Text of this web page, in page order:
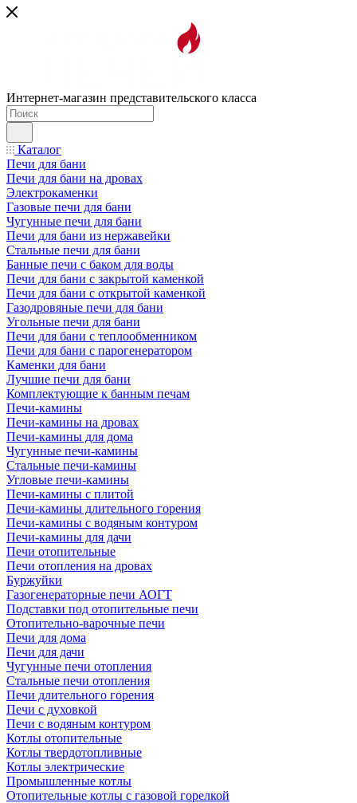
Интернет-магазин представительского класса
Каталог
Печи для бани
Печи для бани на дровах
Электрокаменки
Газовые печи для бани
Чугунные печи для бани
Печи для бани из нержавейки
Стальные печи для бани
Банные печи с баком для воды
Печи для бани с закрытой каменкой
Печи для бани с открытой каменкой
Газодровяные печи для бани
Угольные печи для бани
Печи для бани с теплообменником
Печи для бани с парогенератором
Каменки для бани
Лучшие печи для бани
Комплектующие к банным печам
Печи-камины
Печи-камины на дровах
Печи-камины для дома
Чугунные печи-камины
Стальные печи-камины
Угловые печи-камины
Печи-камины с плитой
Печи-камины длительного горения
Печи-камины с водяным контуром
Печи-камины для дачи
Печи отопительные
Печи отопления на дровах
Буржуйки
Газогенераторные печи АОГТ
Подставки под отопительные печи
Отопительно-варочные печи
Печи для дома
Печи для дачи
Чугунные печи отопления
Стальные печи отопления
Печи длительного горения
Печи с духовкой
Печи с водяным контуром
Котлы отопительные
Котлы твердотопливные
Котлы электрические
Промышленные котлы
Отопительные котлы с газовой горелкой